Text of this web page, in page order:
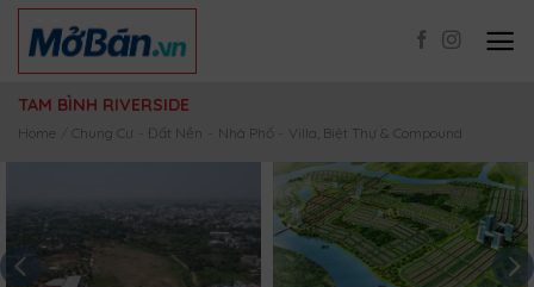
Skip
content
TAM BÌNH RIVERSIDE
Home Chung Cư Đất Nền Nhà Phố Villa, Biệt Thự & Compound